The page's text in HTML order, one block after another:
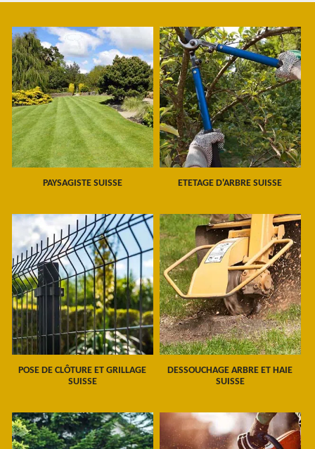
PAYSAGISTE SUISSE ETETAGE D'ARBRE SUISSE
POSE DE CLÔTURE ET GRILLAGE
SUISSE
DESSOUCHAGE ARBRE ET HAIE
SUISSE